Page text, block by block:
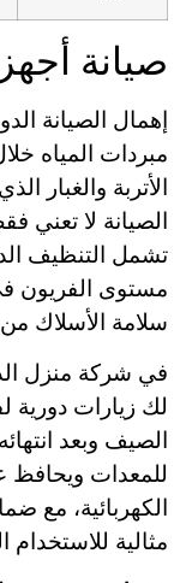
صيانة
إهمال الصيانة
مبردات المياه
الأتربة والغبار
الصيانة لا تعني
تشمل التنظيف
مستوى الفريون
سلامة الأسلاك
في شركة منزل
لك زيارات دورية
الصيف وبعد
للمعدات
الكهربائية، مع
مثالية للاستخدام